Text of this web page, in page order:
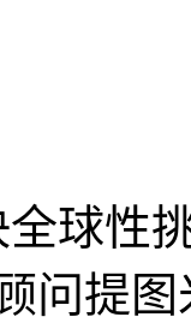
性挑
问提